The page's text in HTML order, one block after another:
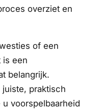
overziet en
of een
is een
belangrijk.
praktisch
voorspelbaarheid